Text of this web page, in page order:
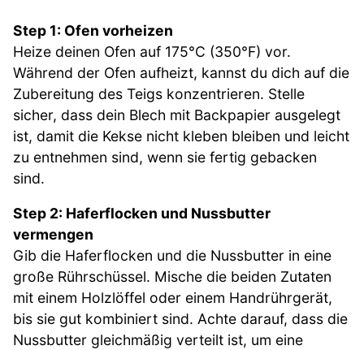
Step 1: Ofen vorheizen
Heize deinen Ofen auf 175°C (350°F) vor.
Während der Ofen aufheizt, kannst du dich auf die
Zubereitung des Teigs konzentrieren. Stelle
sicher, dass dein Blech mit Backpapier ausgelegt
ist, damit die Kekse nicht kleben bleiben und leicht
zu entnehmen sind, wenn sie fertig gebacken
sind.
Step 2: Haferflocken und Nussbutter
vermengen
Gib die Haferflocken und die Nussbutter in eine
große Rührschüssel. Mische die beiden Zutaten
mit einem Holzlöffel oder einem Handrührgerät,
bis sie gut kombiniert sind. Achte darauf, dass die
Nussbutter gleichmäßig verteilt ist, um eine